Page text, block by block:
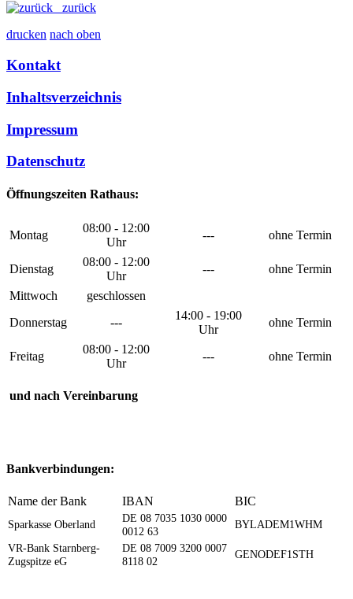
zurück
drucken nach oben
Kontakt
Inhaltsverzeichnis
Impressum
Datenschutz
Öffnungszeiten Rathaus:
Montag
08:00 - 12:00
Uhr
--- ohne Termin
Dienstag
08:00 - 12:00
Uhr
---
ohne Termin
Mittwoch
geschlossen
Donnerstag
---
14:00 - 19:00
Uhr
ohne Termin
Freitag
08:00 - 12:00
Uhr
--- ohne Termin
und nach Vereinbarung
Bankverbindungen:
Name der Bank IBAN BIC
Sparkasse Oberland
DE 08 7035 1030 0000
0012 63
BYLADEM1WHM
VR-Bank Starnberg-
Zugspitze eG
DE 08 7009 3200 0007
8118 02
GENODEF1STH